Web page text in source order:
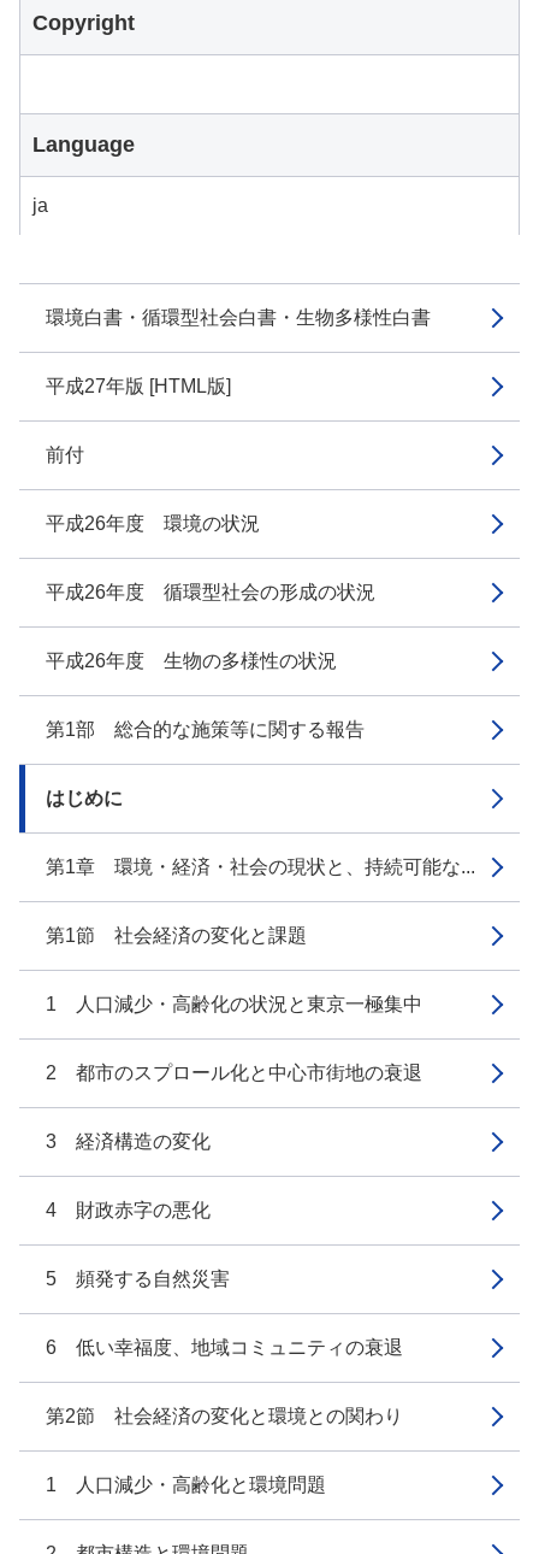
環境白書・循環型社会白書・生物多様性白書
平成27年版 [HTML版]
前付
平成26年度 環境の状況
平成26年度 循環型社会の形成の状況
平成26年度 生物の多様性の状況
第1部 総合的な施策等に関する報告
はじめに
第1章 環境・経済・社会の現状と、持続可能な...
第1節 社会経済の変化と課題
1 人口減少・高齢化の状況と東京一極集中
2 都市のスプロール化と中心市街地の衰退
3 経済構造の変化
4 財政赤字の悪化
5 頻発する自然災害
6 低い幸福度、地域コミュニティの衰退
第2節 社会経済の変化と環境との関わり
1 人口減少・高齢化と環境問題
Copyright
Language
ja